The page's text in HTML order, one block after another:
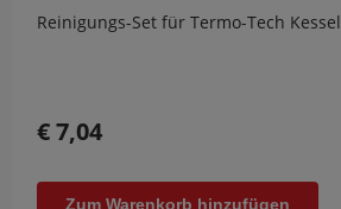
Reinigungs-Set für Termo-Tech Kessel
€ 7,04
Zum Warenkorb hinzufügen